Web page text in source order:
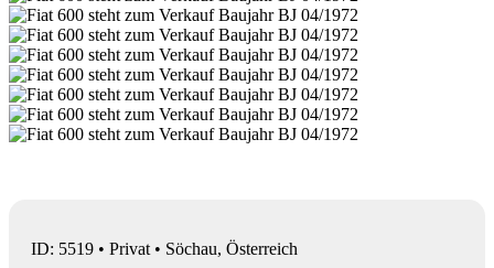
ID: 5519 • Privat • Söchau, Österreich